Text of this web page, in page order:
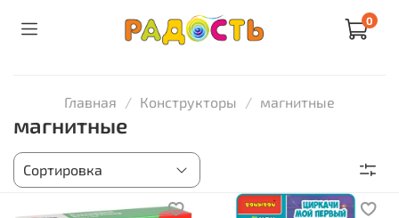
0
Главная Конструкторы магнитные
магнитные